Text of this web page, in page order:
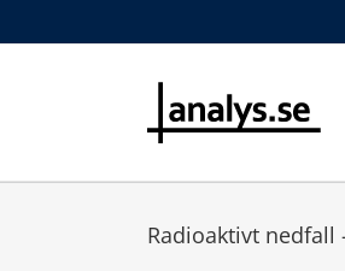
Radioaktivt nedfall